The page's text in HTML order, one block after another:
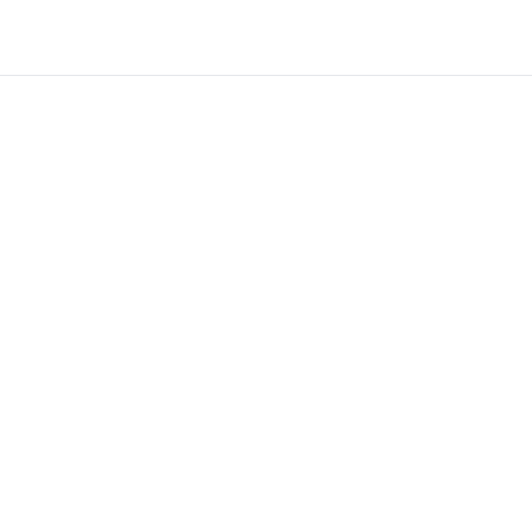
noi și greu de
aceasta ne
fi alături.
de peste 20 de
de intervenție